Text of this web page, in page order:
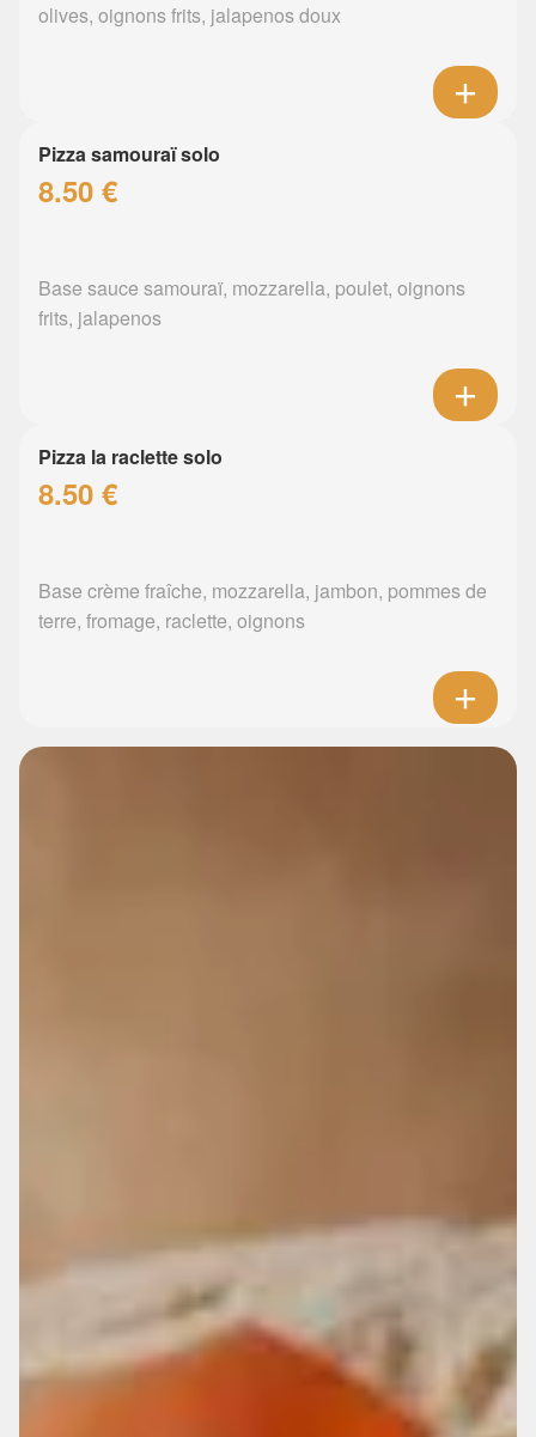
olives, oignons frits, jalapenos doux
Pizza samouraï solo
8.50 €
Base sauce samouraï, mozzarella, poulet, oignons
frits, jalapenos
Pizza la raclette solo
8.50 €
Base crème fraîche, mozzarella, jambon, pommes de
terre, fromage, raclette, oignons